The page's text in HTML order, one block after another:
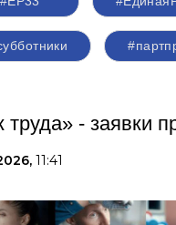
труда» - заявки
11:41